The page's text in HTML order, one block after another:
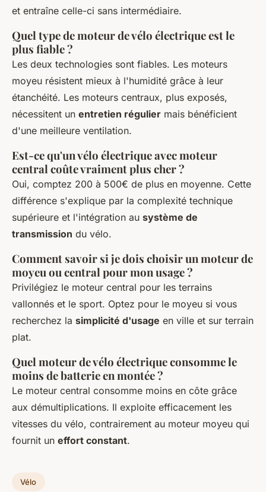
et entraîne celle-ci sans intermédiaire.
Quel type de moteur de vélo électrique est le
plus fiable ?
Les deux technologies sont fiables. Les moteurs
moyeu résistent mieux à l'humidité grâce à leur
étanchéité. Les moteurs centraux, plus exposés,
nécessitent un entretien régulier mais bénéficient
d'une meilleure ventilation.
Est-ce qu'un vélo électrique avec moteur
central coûte vraiment plus cher ?
Oui, comptez 200 à 500€ de plus en moyenne. Cette
différence s'explique par la complexité technique
supérieure et l'intégration au système de
transmission du vélo.
Comment savoir si je dois choisir un moteur de
moyeu ou central pour mon usage ?
Privilégiez le moteur central pour les terrains
vallonnés et le sport. Optez pour le moyeu si vous
recherchez la simplicité d'usage en ville et sur terrain
plat.
Quel moteur de vélo électrique consomme le
moins de batterie en montée ?
Le moteur central consomme moins en côte grâce
aux démultiplications. Il exploite efficacement les
vitesses du vélo, contrairement au moteur moyeu qui
fournit un effort constant.
Vélo